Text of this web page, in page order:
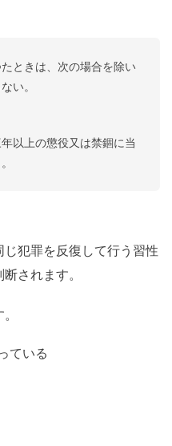
ときは、次の場合を除い
い。
以上の懲役又は禁錮に当
じ犯罪を反復して行う習性
されます。
ている